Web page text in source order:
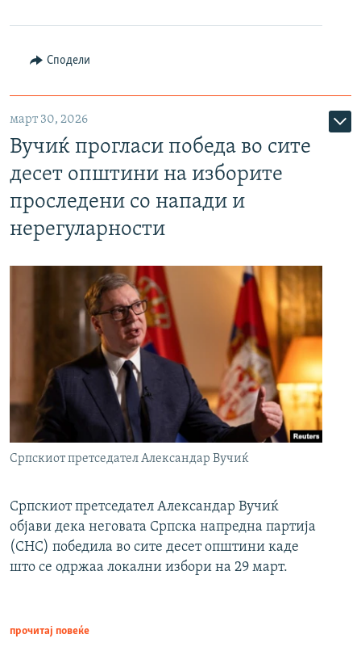
Сподели
март 30, 2026
Вучиќ прогласи победа во сите
десет општини на изборите
проследени со напади и
нерегуларности
Српскиот претседател Александар Вучиќ
Српскиот претседател Александар Вучиќ
објави дека неговата Српска напредна партија
(СНС) победила во сите десет општини каде
што се одржаа локални избори на 29 март.
прочитај повеќе